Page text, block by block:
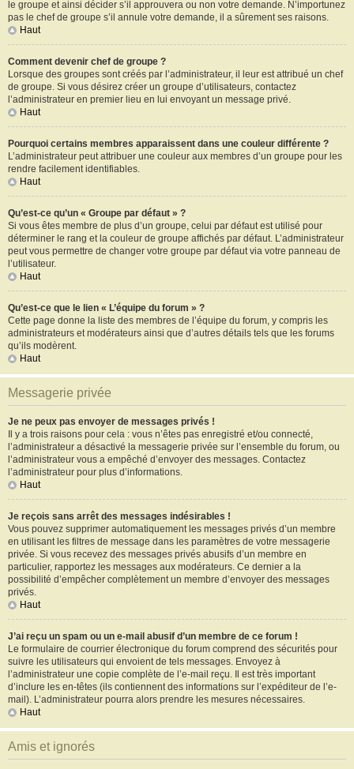
le groupe et ainsi décider s’il approuvera ou non votre demande. N’importunez
pas le chef de groupe s’il annule votre demande, il a sûrement ses raisons.
Haut
Comment devenir chef de groupe ?
Lorsque des groupes sont créés par l’administrateur, il leur est attribué un chef
de groupe. Si vous désirez créer un groupe d’utilisateurs, contactez
l’administrateur en premier lieu en lui envoyant un message privé.
Haut
Pourquoi certains membres apparaissent dans une couleur différente ?
L’administrateur peut attribuer une couleur aux membres d’un groupe pour les
rendre facilement identifiables.
Haut
Qu’est-ce qu’un « Groupe par défaut » ?
Si vous êtes membre de plus d’un groupe, celui par défaut est utilisé pour
déterminer le rang et la couleur de groupe affichés par défaut. L’administrateur
peut vous permettre de changer votre groupe par défaut via votre panneau de
l’utilisateur.
Haut
Qu’est-ce que le lien « L’équipe du forum » ?
Cette page donne la liste des membres de l’équipe du forum, y compris les
administrateurs et modérateurs ainsi que d’autres détails tels que les forums
qu’ils modèrent.
Haut
Messagerie privée
Je ne peux pas envoyer de messages privés !
Il y a trois raisons pour cela : vous n’êtes pas enregistré et/ou connecté,
l’administrateur a désactivé la messagerie privée sur l’ensemble du forum, ou
l’administrateur vous a empêché d’envoyer des messages. Contactez
l’administrateur pour plus d’informations.
Haut
Je reçois sans arrêt des messages indésirables !
Vous pouvez supprimer automatiquement les messages privés d’un membre
en utilisant les filtres de message dans les paramètres de votre messagerie
privée. Si vous recevez des messages privés abusifs d’un membre en
particulier, rapportez les messages aux modérateurs. Ce dernier a la
possibilité d’empêcher complètement un membre d’envoyer des messages
privés.
Haut
J’ai reçu un spam ou un e-mail abusif d’un membre de ce forum !
Le formulaire de courrier électronique du forum comprend des sécurités pour
suivre les utilisateurs qui envoient de tels messages. Envoyez à
l’administrateur une copie complète de l’e-mail reçu. Il est très important
d’inclure les en-têtes (ils contiennent des informations sur l’expéditeur de l’e-
mail). L’administrateur pourra alors prendre les mesures nécessaires.
Haut
Amis et ignorés